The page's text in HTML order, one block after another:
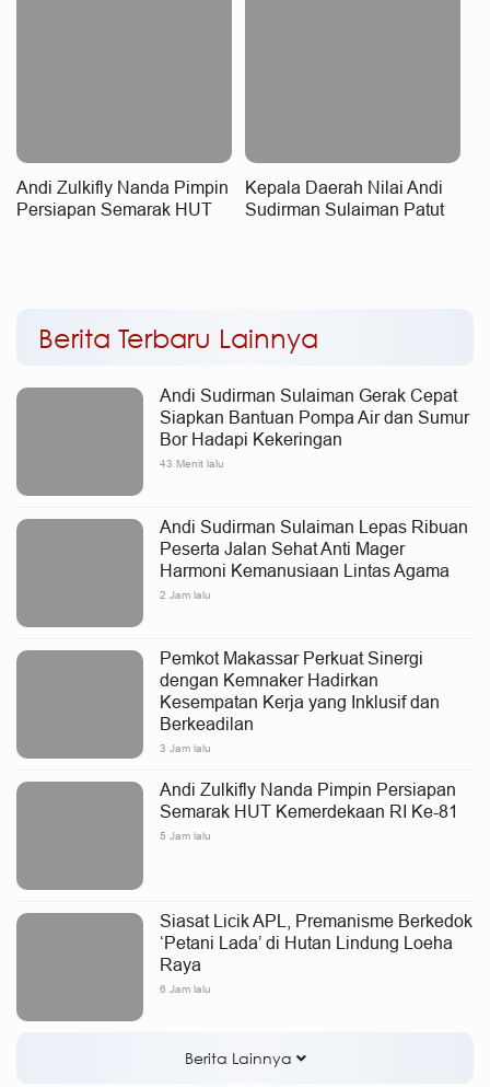
Andi Zulkifly Nanda Pimpin
Persiapan Semarak HUT
Kepala Daerah Nilai Andi
Sudirman Sulaiman Patut
Berita Terbaru Lainnya
Andi Sudirman Sulaiman Gerak Cepat
Siapkan Bantuan Pompa Air dan Sumur
Bor Hadapi Kekeringan
43 Menit lalu
Andi Sudirman Sulaiman Lepas Ribuan
Peserta Jalan Sehat Anti Mager
Harmoni Kemanusiaan Lintas Agama
2 Jam lalu
Pemkot Makassar Perkuat Sinergi
dengan Kemnaker Hadirkan
Kesempatan Kerja yang Inklusif dan
Berkeadilan
3 Jam lalu
Andi Zulkifly Nanda Pimpin Persiapan
Semarak HUT Kemerdekaan RI Ke-81
5 Jam lalu
Siasat Licik APL, Premanisme Berkedok
‘Petani Lada’ di Hutan Lindung Loeha
Raya
6 Jam lalu
Berita Lainnya